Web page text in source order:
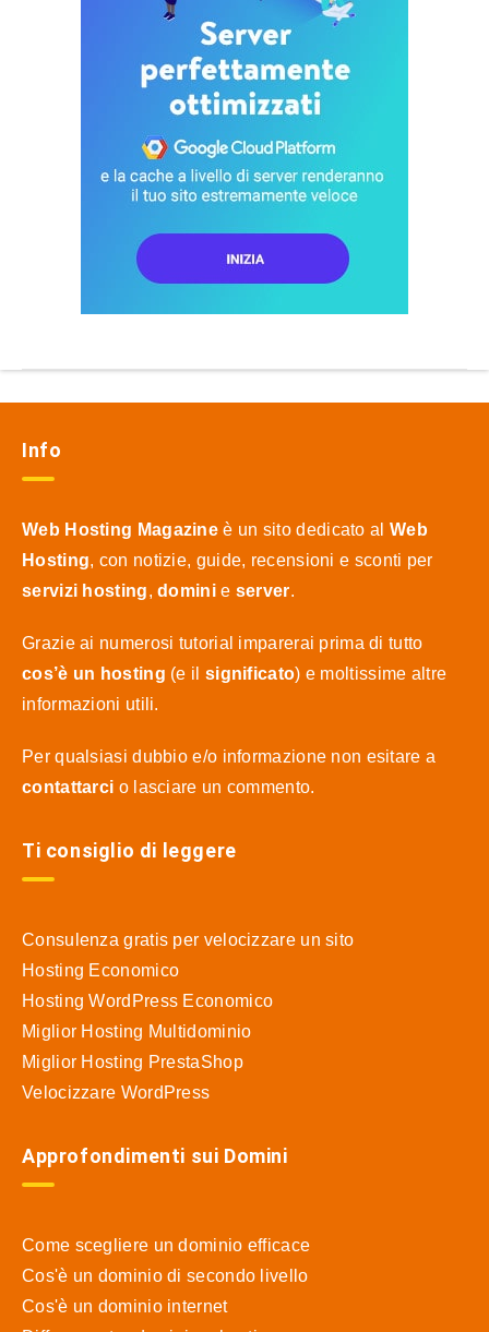
Info
Web Hosting Magazine è un sito dedicato al Web
Hosting, con notizie, guide, recensioni e sconti per
servizi hosting,dominie server.
Grazie ai numerosi tutorial imparerai prima di tutto
cos’è un hosting (e il significato) e moltissime altre
informazioni utili.
Per qualsiasi dubbio e/o informazione non esitare a
contattarci o lasciare un commento.
Ti consiglio di leggere
Consulenza gratis per velocizzare un sito
Hosting Economico
Hosting WordPress Economico
Miglior Hosting Multidominio
Miglior Hosting PrestaShop
Velocizzare WordPress
Approfondimenti sui Domini
Come scegliere un dominio efficace
Cos'è un dominio di secondo livello
Cos'è un dominio internet